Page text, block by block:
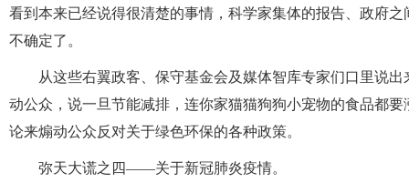
看到本来已经说得很清楚的事情，科学家集体的报告、政府
不确定了。
从这些右翼政客、保守基金会及媒体智库专家们口里说
动公众，说一旦节能减排，连你家猫猫狗狗小宠物的食品都
论来煽动公众反对关于绿色环保的各种政策。
弥天大谎之四——关于新冠肺炎疫情。